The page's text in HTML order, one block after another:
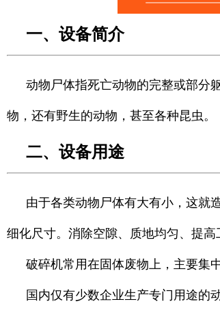
一、设备简介
动物尸体指死亡动物的完整或部分
物，还有野生的动物，甚至各种昆虫。
二、设备用途
由于各类动物尸体有大有小，这就
细化尺寸。消除空隙、质地均匀、提
破碎机常用在固体废物上，主要集
国内仅有少数企业生产专门用途的